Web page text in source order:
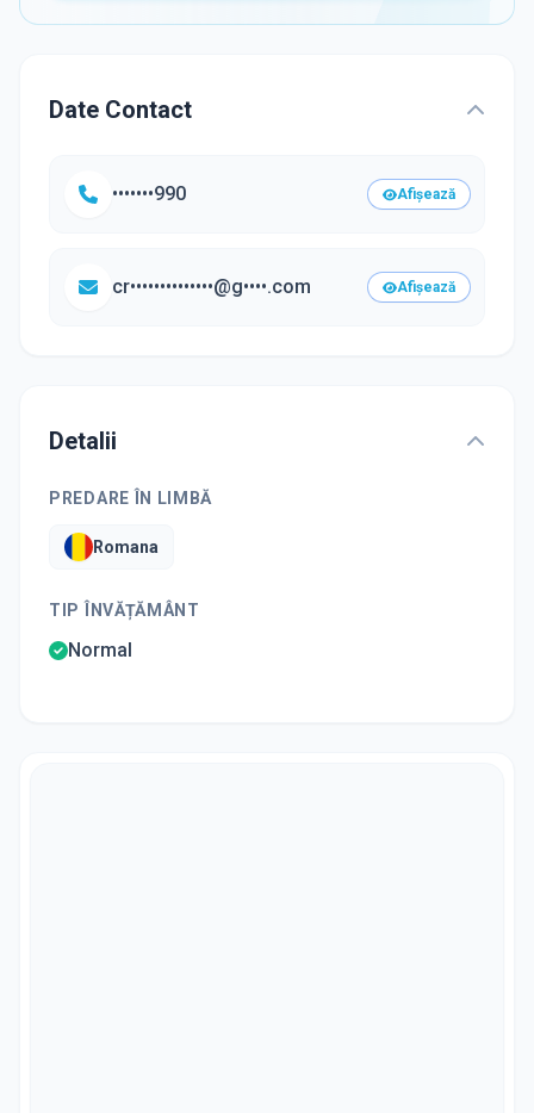
Date Contact
•••••••990 Afișează
cr••••••••••••••@g••••.com Afișează
Detalii
PREDARE ÎN LIMBĂ
Romana
TIP ÎNVĂȚĂMÂNT
Normal